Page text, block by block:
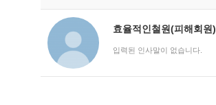
유해사이트 목록
비공개 피해사례
워킹홀리데이 피해사례
효율적인철원(피해회원)
입력된 인사말이 없습니다.